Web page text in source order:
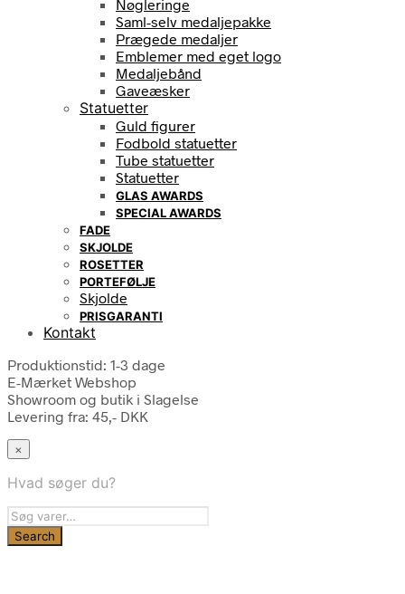
Nøgleringe
Saml-selv medaljepakke
Prægede medaljer
Emblemer med eget logo
Medaljebånd
Gaveæsker
Statuetter
Guld figurer
Fodbold statuetter
Tube statuetter
Statuetter
GLAS AWARDS
SPECIAL AWARDS
FADE
SKJOLDE
ROSETTER
PORTEFØLJE
Skjolde
PRISGARANTI
Kontakt
Produktionstid: 1-3 dage
E-Mærket Webshop
Showroom og butik i Slagelse
Levering fra: 45,- DKK
×
Hvad søger du?